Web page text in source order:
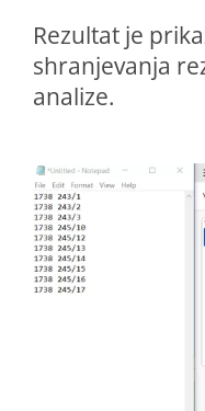
Rezultat je
shranjevanja
analize.